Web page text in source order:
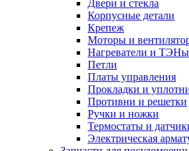
Двери и стекла
Корпусные детали
Крепеж
Моторы и
Нагреватели и ТЭНы
Петли
Платы управления
Прокладки и
Противни и решетки
Ручки и ножки
Термостаты и
Электрическая